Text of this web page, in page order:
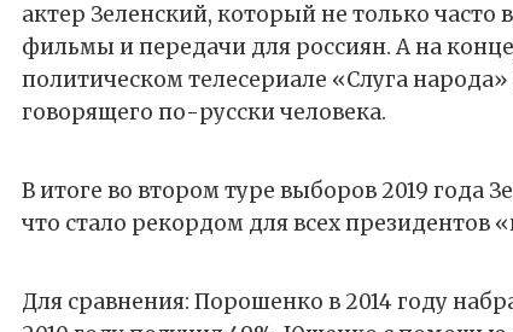
актер Зеленский, который не только часто
фильмы и передачи для россиян. А на
политическом телесериале «Слуга
говорящего по-русски человека.
В итоге во втором туре выборов 2019 года
что стало рекордом для всех президентов
Для сравнения: Порошенко в 2014 году